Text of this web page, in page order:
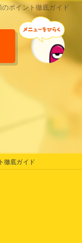
ポイント徹底ガイド
徹底ガイド